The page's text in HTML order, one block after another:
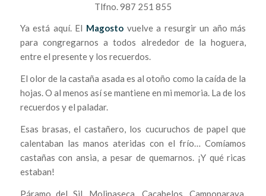
Tlfno. 987 251 855
Ya está aquí. El Magostovuelve a resurgir un año más
para congregarnos a todos alrededor de la hoguera,
entre el presente y los recuerdos.
El olor de la castaña asada es al otoño como la caída de la
hojas. O al menos así se mantiene en mi memoria. La de los
recuerdos y el paladar.
Esas brasas, el castañero, los cucuruchos de papel que
calentaban las manos ateridas con el frío… Comíamos
castañas con ansia, a pesar de quemarnos. ¡Y qué ricas
estaban!
Páramo del Sil, Molinaseca, Cacabelos, Camponaraya,